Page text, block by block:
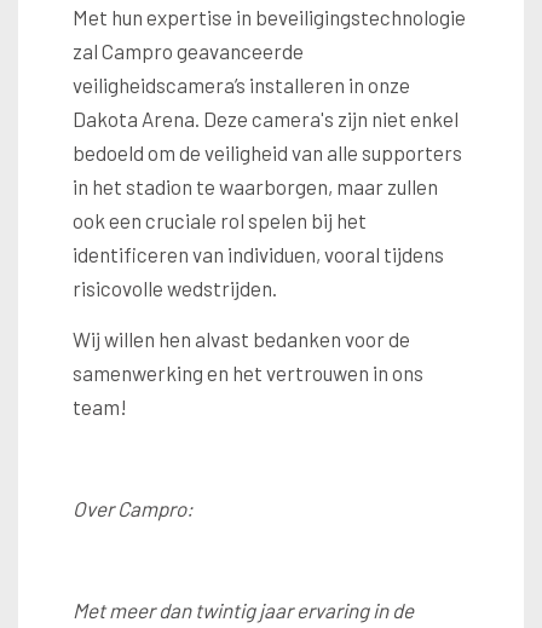
Met hun expertise in beveiligingstechnologie
zal Campro geavanceerde
veiligheidscamera’s installeren in onze
Dakota Arena. Deze camera's zijn niet enkel
bedoeld om de veiligheid van alle supporters
in het stadion te waarborgen, maar zullen
ook een cruciale rol spelen bij het
identificeren van individuen, vooral tijdens
risicovolle wedstrijden.
Wij willen hen alvast bedanken voor de
samenwerking en het vertrouwen in ons
team!
Over Campro:
Met meer dan twintig jaar ervaring in de